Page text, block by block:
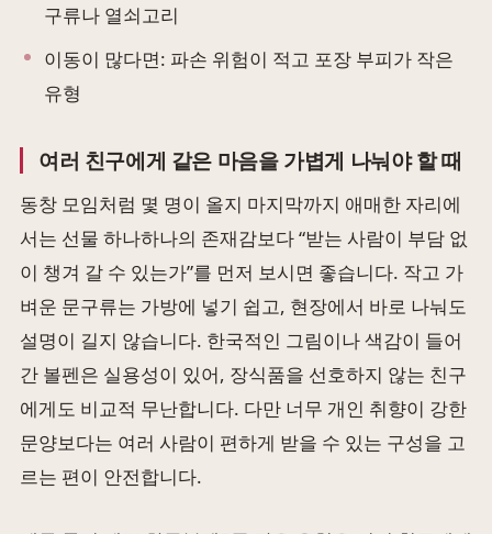
구류나 열쇠고리
이동이 많다면: 파손 위험이 적고 포장 부피가 작은
유형
여러 친구에게 같은 마음을 가볍게 나눠야 할 때
동창 모임처럼 몇 명이 올지 마지막까지 애매한 자리에
서는 선물 하나하나의 존재감보다 “받는 사람이 부담 없
이 챙겨 갈 수 있는가”를 먼저 보시면 좋습니다. 작고 가
벼운 문구류는 가방에 넣기 쉽고, 현장에서 바로 나눠도
설명이 길지 않습니다. 한국적인 그림이나 색감이 들어
간 볼펜은 실용성이 있어, 장식품을 선호하지 않는 친구
에게도 비교적 무난합니다. 다만 너무 개인 취향이 강한
문양보다는 여러 사람이 편하게 받을 수 있는 구성을 고
르는 편이 안전합니다.